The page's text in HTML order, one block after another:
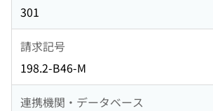
301
請求記号
198.2-B46-M
連携機関・データベース